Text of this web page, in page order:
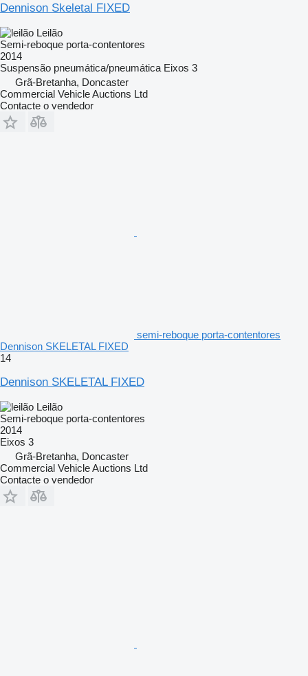
Dennison Skeletal FIXED
Leilão
Semi-reboque porta-contentores
2014
Suspensão pneumática/pneumática Eixos 3
Grã-Bretanha, Doncaster
Commercial Vehicle Auctions Ltd
Contacte o vendedor
semi-reboque porta-contentores
Dennison SKELETAL FIXED
14
Dennison SKELETAL FIXED
Leilão
Semi-reboque porta-contentores
2014
Eixos 3
Grã-Bretanha, Doncaster
Commercial Vehicle Auctions Ltd
Contacte o vendedor